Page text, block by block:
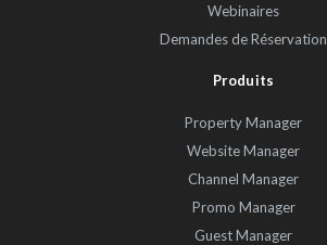
Webinaires
Demandes de Réservation
Produits
Property Manager
Website Manager
Channel Manager
Promo Manager
Guest Manager